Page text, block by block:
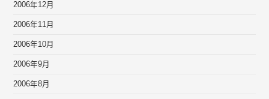
2006年12月
2006年11月
2006年10月
2006年9月
2006年8月